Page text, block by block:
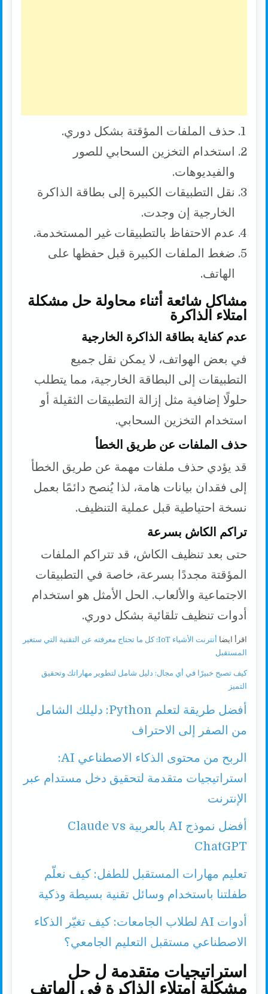
حذف الملفات المؤقتة بشكل دوري.
استخدام التخزين السحابي للصور
والفيديوهات.
نقل التطبيقات الكبيرة إلى بطاقة الذاكرة
الخارجية إن وجدت.
عدم الاحتفاظ بالتطبيقات غير المستخدمة.
ضغط الملفات الكبيرة قبل حفظها على
الهاتف.
مشاكل شائعة أثناء محاولة حل مشكلة
امتلاء الذاكرة
عدم كفاية بطاقة الذاكرة الخارجية
في بعض الهواتف، لا يمكن نقل جميع
التطبيقات إلى البطاقة الخارجية، مما يتطلب
حلولًا إضافية مثل إزالة التطبيقات الثقيلة أو
استخدام التخزين السحابي.
حذف الملفات عن طريق الخطأ
قد يؤدي حذف ملفات مهمة عن طريق الخطأ
إلى فقدان بيانات هامة، لذا يُنصح دائمًا بعمل
نسخة احتياطية قبل عملية التنظيف.
تراكم الكاش بسرعة
حتى بعد تنظيف الكاش، قد تتراكم الملفات
المؤقتة مجددًا بسرعة، خاصة في التطبيقات
الاجتماعية والألعاب. الحل الأمثل هو استخدام
أدوات تنظيف تلقائية بشكل دوري.
اقرأ ايضا
أنترنت الأشياء IoT: كل ما تحتاج معرفته عن التقنية التي ستغير
المستقبل
كيف تصبح خبيرًا في أي مجال: دليل شامل لتطوير مهاراتك وتحقيق
التميز
أفضل طريقة لتعلم Python: دليلك الشامل
من الصفر إلى الاحتراف
الربح من محتوى الذكاء الاصطناعي AI:
استراتيجيات متقدمة لتحقيق دخل مستدام عبر
الإنترنت
أفضل نموذج AI بالعربية Claude vs
ChatGPT
تعليم مهارات المستقبل للطفل: كيف نعلّم
طفلتنا باستخدام وسائل تقنية بسيطة وذكية
أدوات AI لطلاب الجامعات: كيف تغيّر الذكاء
الاصطناعي مستقبل التعليم الجامعي؟
استراتيجيات متقدمة ل حل
مشكلة امتلاء الذاكرة في الهاتف